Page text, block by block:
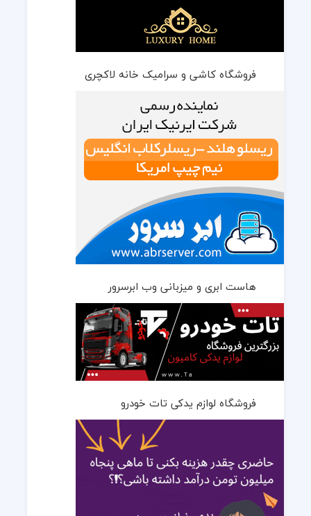
فروشگاه کاشی و سرامیک خانه لاکچری
هاست ابری و میزبانی وب ابرسرور
فروشگاه لوازم یدکی تات خودرو